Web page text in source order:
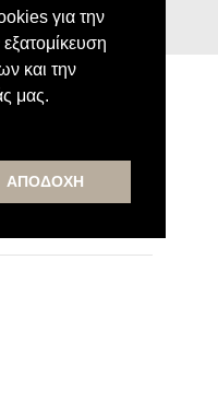
για την
και την
μας.
ΑΠΟΔΟΧΗμας για να